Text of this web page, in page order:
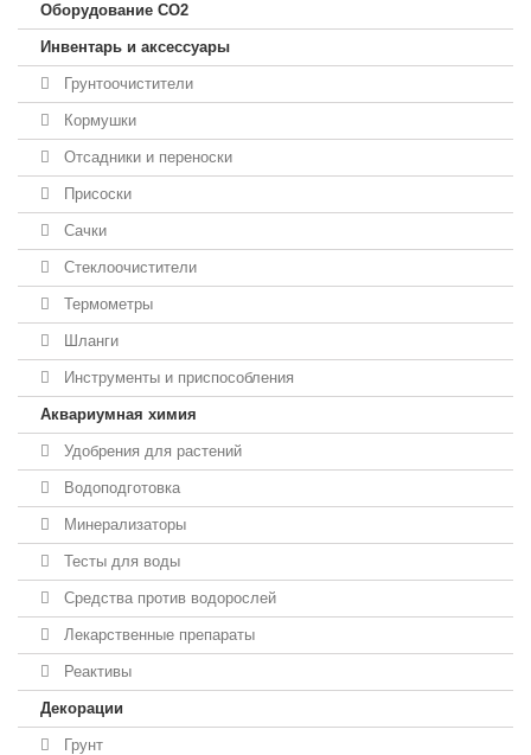
Оборудование CO2
Инвентарь и аксессуары
Грунтоочистители
Кормушки
Отсадники и переноски
Присоски
Сачки
Стеклоочистители
Термометры
Шланги
Инструменты и приспособления
Аквариумная химия
Удобрения для растений
Водоподготовка
Минерализаторы
Тесты для воды
Средства против водорослей
Лекарственные препараты
Реактивы
Декорации
Грунт